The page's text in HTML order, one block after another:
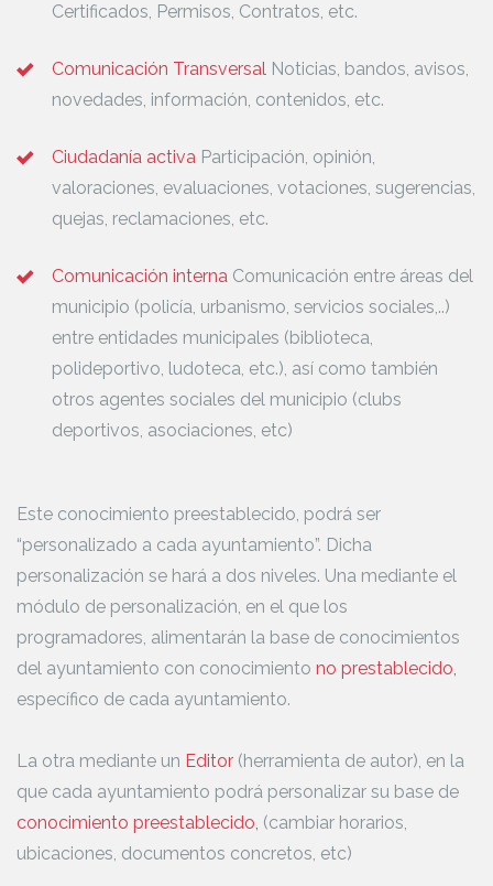
Certificados, Permisos, Contratos, etc.
Comunicación Transversal Noticias, bandos, avisos,
novedades, información, contenidos, etc.
Ciudadanía activa Participación, opinión,
valoraciones, evaluaciones, votaciones, sugerencias,
quejas, reclamaciones, etc.
Comunicación interna Comunicación entre áreas del
municipio (policía, urbanismo, servicios sociales,..)
entre entidades municipales (biblioteca,
polideportivo, ludoteca, etc.), así como también
otros agentes sociales del municipio (clubs
deportivos, asociaciones, etc)
Este conocimiento preestablecido, podrá ser
“personalizado a cada ayuntamiento”. Dicha
personalización se hará a dos niveles. Una mediante el
módulo de personalización, en el que los
programadores, alimentarán la base de conocimientos
del ayuntamiento con conocimiento no prestablecido,
específico de cada ayuntamiento.
La otra mediante un Editor (herramienta de autor), en la
que cada ayuntamiento podrá personalizar su base de
conocimiento preestablecido, (cambiar horarios,
ubicaciones, documentos concretos, etc)